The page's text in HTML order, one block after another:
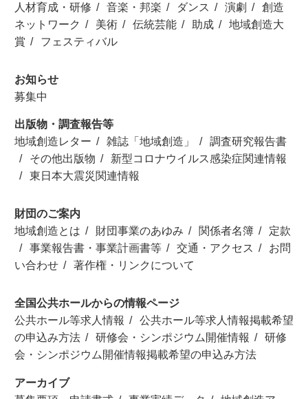
人材育成・研修
音楽・邦楽 ダンス 演劇
創造
ネットワーク
美術 伝統芸能 助成
地域創造大
賞
フェスティバル
お知らせ
募集中
出版物・調査報告等
地域創造レター
雑誌「地域創造」
調査研究報告書
その他出版物
新型コロナウイルス感染症関連情報
東日本大震災関連情報
財団のご案内
地域創造とは
財団事業のあゆみ 関係者名簿
定款
事業報告書・事業計画書等
交通・アクセス
お問
い合わせ
著作権・リンクについて
全国公共ホールからの情報ページ
公共ホール等求人情報
公共ホール等求人情報掲載希望
の申込み方法
研修会・シンポジウム開催情報
研修
会・シンポジウム開催情報掲載希望の申込み方法
アーカイブ